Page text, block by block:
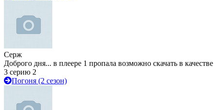
Серж
Доброго дня... в плеере 1 пропала возможно скачать в качестве
3 серию 2
Погоня (2 сезон)